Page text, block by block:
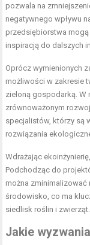
pozwala na
negatywnego wpływu
przedsiębiorstwa
inspiracją do dalszych
Oprócz wymienionych
możliwości w zakresie
zieloną gospodarką. W
zrównoważonym
specjalistów, którzy są
rozwiązania
Wdrażając
Podchodząc do
można zminimalizować
środowisko, co ma
siedlisk roślin i zwierząt.
Jakie